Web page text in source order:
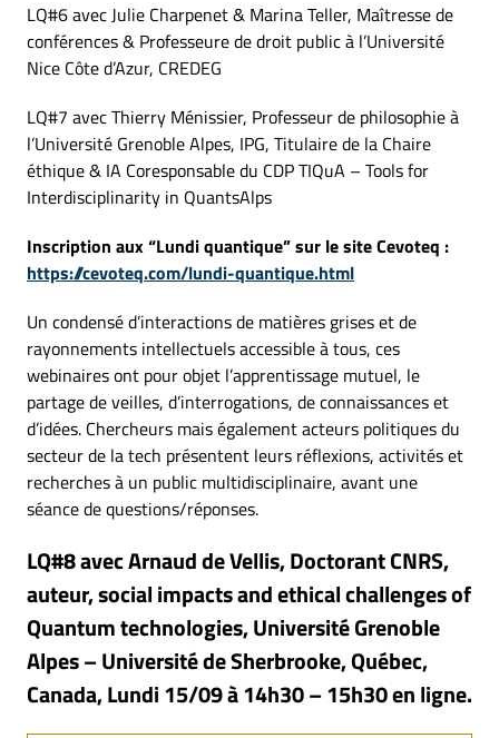
LQ#6 avec Julie Charpenet & Marina Teller, Maîtresse de
conférences & Professeure de droit public à l’Université
Nice Côte d’Azur, CREDEG
LQ#7 avec Thierry Ménissier, Professeur de philosophie à
l’Université Grenoble Alpes, IPG, Titulaire de la Chaire
éthique & IA Coresponsable du CDP TIQuA – Tools for
Interdisciplinarity in QuantsAlps
Inscription aux “Lundi quantique”sur le site Cevoteq :
https://cevoteq.com/lundi-quantique.html
Un condensé d’interactions de matières grises et de
rayonnements intellectuels accessible à tous, ces
webinaires ont pour objet l’apprentissage mutuel, le
partage de veilles, d’interrogations, de connaissances et
d’idées. Chercheurs mais également acteurs politiques du
secteur de la tech présentent leurs réflexions, activités et
recherches à un public multidisciplinaire, avant une
séance de questions/réponses.
LQ#8 avec Arnaud de Vellis, Doctorant CNRS,
auteur, social impacts and ethical challenges of
Quantum technologies, Université Grenoble
Alpes – Université de Sherbrooke, Québec,
Canada, Lundi 15/09à 14h30 – 15h30 en ligne.